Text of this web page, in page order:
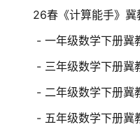
26春《计算能手》冀
- 一年级数学下册
- 三年级数学下册
- 二年级数学下册
- 五年级数学下册